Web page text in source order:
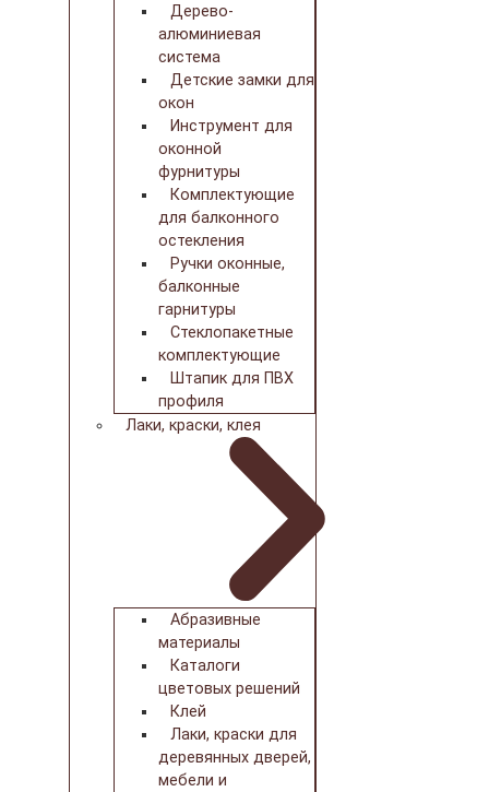
Дерево-
алюминиевая
система
Детские замки для
окон
Инструмент для
оконной
фурнитуры
Комплектующие
для балконного
остекления
Ручки оконные,
балконные
гарнитуры
Стеклопакетные
комплектующие
Штапик для ПВХ
профиля
Лаки, краски, клея
Абразивные
материалы
Каталоги
цветовых решений
Клей
Лаки, краски для
деревянных дверей,
мебели и